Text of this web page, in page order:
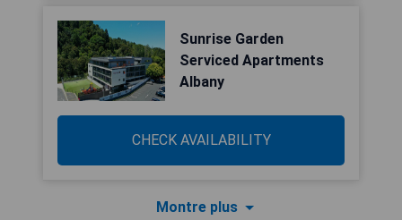
Sunrise Garden
Serviced Apartments
Albany
CHECK AVAILABILITY
Montre plus